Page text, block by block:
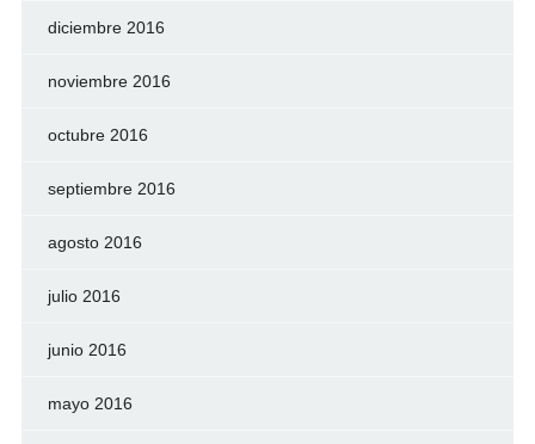
diciembre 2016
noviembre 2016
octubre 2016
septiembre 2016
agosto 2016
julio 2016
junio 2016
mayo 2016